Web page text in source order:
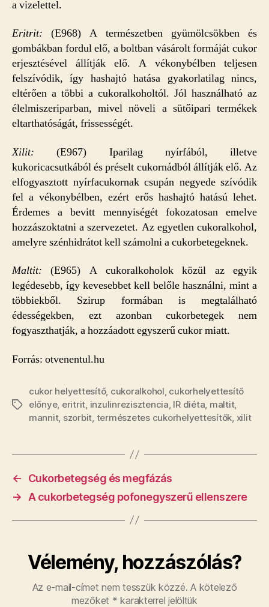
a vizelettel.
Eritrit: (E968) A természetben gyümölcsökben és
gombákban fordul elő, a boltban vásárolt formáját cukor
erjesztésével állítják elő. A vékonybélben teljesen
felszívódik, így hashajtó hatása gyakorlatilag nincs,
eltérően a többi a cukoralkoholtól. Jól használható az
élelmiszeriparban, mivel növeli a sütőipari termékek
eltarthatóságát, frissességét.
Xilit: (E967) Iparilag nyírfából, illetve
kukoricacsutkából és préselt cukornádból állítják elő. Az
elfogyasztott nyírfacukornak csupán negyede szívódik
fel a vékonybélben, ezért erős hashajtó hatású lehet.
Érdemes a bevitt mennyiségét fokozatosan emelve
hozzászoktatni a szervezetet. Az egyetlen cukoralkohol,
amelyre szénhidrátot kell számolni a cukorbetegeknek.
Maltit: (E965) A cukoralkoholok közül az egyik
legédesebb, így kevesebbet kell belőle használni, mint a
többiekből. Szirup formában is megtalálható
édességekben, ezt azonban cukorbetegek nem
fogyaszthatják, a hozzáadott egyszerű cukor miatt.
Forrás: otvenentul.hu
Címkék
cukor helyettesítő, cukoralkohol cukorhelyettesítő
előnye, eritrit inzulinrezisztencia IR diéta maltit,
mannit, szorbit természetes cukorhelyettesítők xilit
←
Cukorbetegség és megfázás
→
A cukorbetegség pofonegyszerű ellenszere
Vélemény, hozzászólás?
Az e-mail-címet nem tesszük közzé. A kötelező
mezőket * karakterrel jelöltük